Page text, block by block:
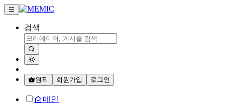
검색
원픽 회원가입 로그인
메인